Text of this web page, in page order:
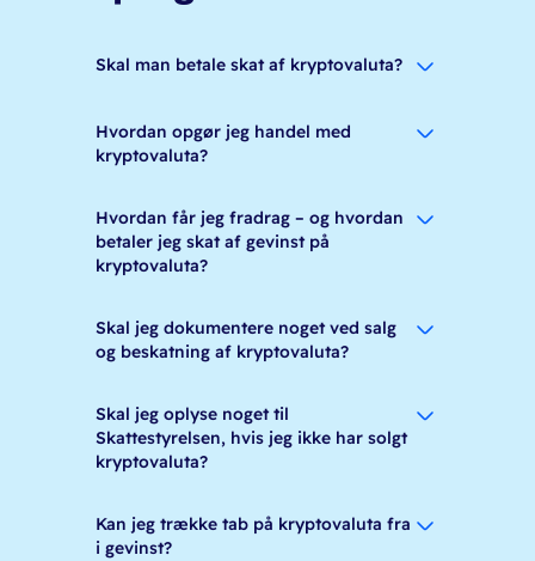
Skal man betale skat af kryptovaluta?
Hvordan opgør jeg handel med
kryptovaluta?
Hvordan får jeg fradrag – og hvordan
betaler jeg skat af gevinst på
kryptovaluta?
Skal jeg dokumentere noget ved salg
og beskatning af kryptovaluta?
Skal jeg oplyse noget til
Skattestyrelsen, hvis jeg ikke har solgt
kryptovaluta?
Kan jeg trække tab på kryptovaluta fra
i gevinst?